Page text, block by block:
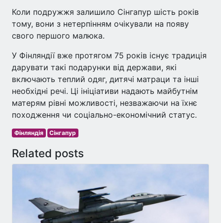
Коли подружжя залишило Сінгапур шість років
тому, вони з нетерпінням очікували на появу
свого першого малюка.
У Фінляндії вже протягом 75 років існує традиція
дарувати такі подарунки від держави, які
включають теплий одяг, дитячі матраци та інші
необхідні речі. Ці ініціативи надають майбутнім
матерям рівні можливості, незважаючи на їхнє
походження чи соціально-економічний статус.
Фінляндія Сінгапур
Related posts